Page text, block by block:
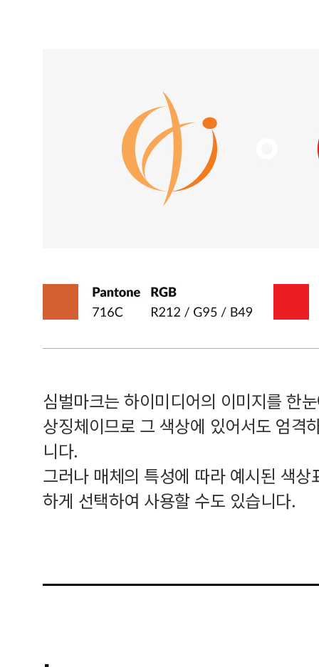
심벌마크는 하이미디어의 이미지를 한
상징체이므로 그 색상에 있어서도 엄격
니다.
그러나 매체의 특성에 따라 예시된 색
하게 선택하여 사용할 수도 있습니다.